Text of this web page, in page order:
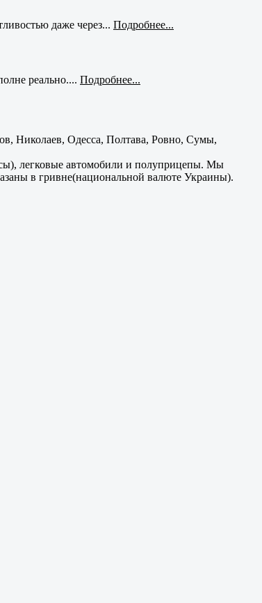
даже через... Подробнее...
реально.... Подробнее...
Николаев, Одесса, Полтава, Ровно, Сумы,
легковые автомобили и полуприцепы. Мы
в гривне(национальной валюте Украины).